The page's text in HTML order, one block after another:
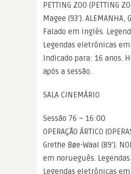
PETTING ZOO (PETTING
Magee (93′). ALEMANHA,
Falado em inglês.
Legendas eletrônicas
Indicado para: 16 anos.
após a sessão.
SALA CINEMÁRIO
Sessão 76 – 16:00
OPERAÇÃO ÁRTICO
Grethe Bøe-Waal (89′).
em norueguês.
Legendas eletrônicas